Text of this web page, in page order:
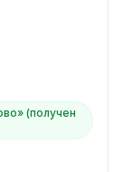
(получен